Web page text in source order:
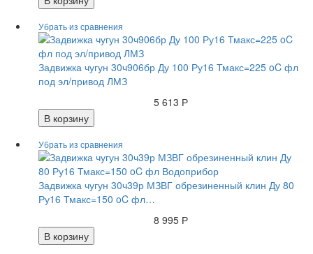
Задвижка чугун 30ч906бр Ду 100 Ру16 Тмакс=225 oC фл
под эл/привод ЛМЗ
5 613 Р
В корзину
Задвижка чугун 30ч39р МЗВГ обрезиненный клин Ду 80
Ру16 Тмакс=150 oC фл…
8 995 Р
В корзину